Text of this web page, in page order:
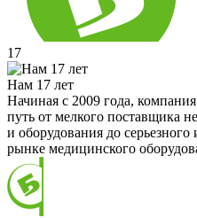
17
Нам 17 лет
Начиная с 2009 года,
путь от мелкого поставщика
и оборудования до
рынке медицинского